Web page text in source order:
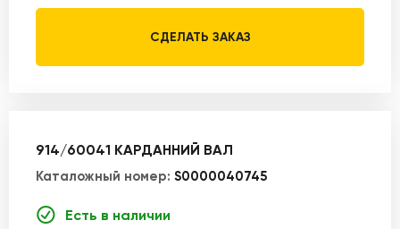
СДЕЛАТЬ ЗАКАЗ
914/60041 КАРДАННИЙ ВАЛ
Каталожный номер: S0000040745
Есть в наличии